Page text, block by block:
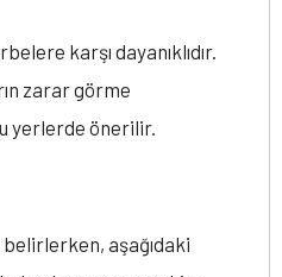
karşı dayanıklıdır.
zarar görme
yerlerde önerilir.
belirlerken, aşağıdaki